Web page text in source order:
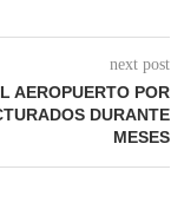
next post
AEROPUERTO POR
DURANTE
MESES